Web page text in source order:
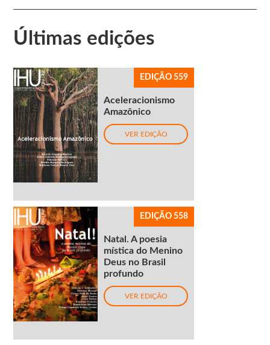
Últimas edições
EDIÇÃO 559
Aceleracionismo
Amazônico
VER EDIÇÃO
EDIÇÃO 558
Natal. A poesia
mística do Menino
Deus no Brasil
profundo
VER EDIÇÃO